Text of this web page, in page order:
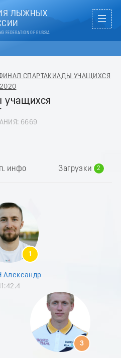
ЛЫЖНЫХ
FEDERATION OF RUSSIA
СПАРТАКИАДЫ УЧАЩИХСЯ
учащихся
6669
инфо Загрузки
2
1
3